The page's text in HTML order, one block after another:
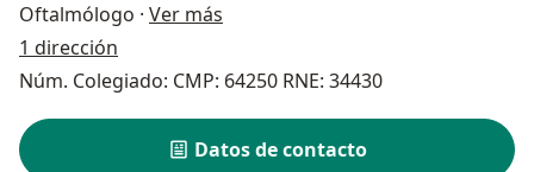
Oftalmólogo · Ver más
1 dirección
Núm. Colegiado: CMP: 64250 RNE: 34430
Datos de contacto